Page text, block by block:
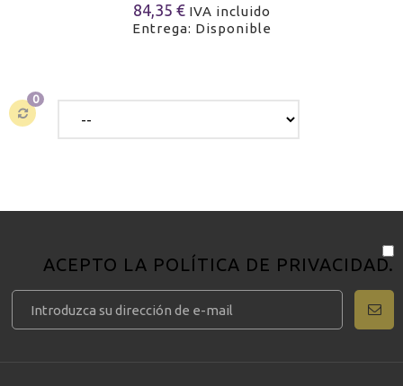
84,35 € IVA incluido
Entrega: Disponible
0
ACEPTO LA POLÍTICA DE PRIVACIDAD.